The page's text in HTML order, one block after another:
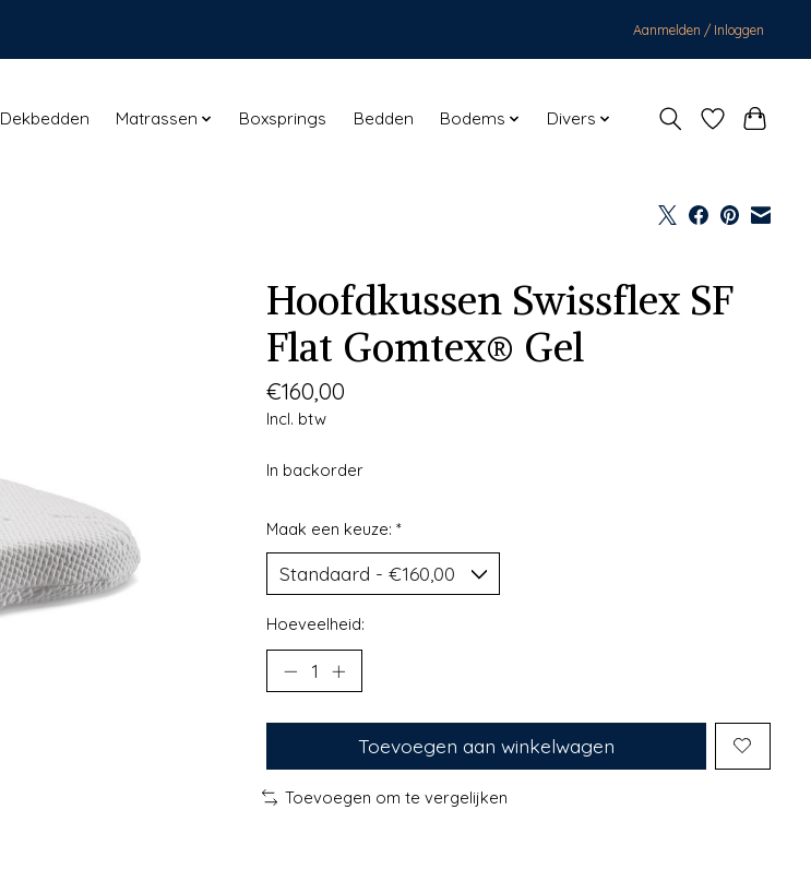
Aanmelden / Inloggen
Dekbedden Matrassen Boxsprings Bedden Bodems Divers
Hoofdkussen Swissflex SF
Flat Gomtex® Gel
€160,00
Incl. btw
In backorder
Maak een keuze:*
Hoeveelheid:
Toevoegen aan winkelwagen
Toevoegen om te vergelijken